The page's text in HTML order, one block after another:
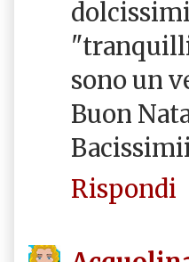
sono un
Buon
Rispondi